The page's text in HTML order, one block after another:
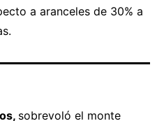
a aranceles de 30% a
sobrevoló el monte